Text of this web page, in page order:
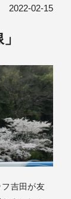
2022-02-15
吉田が友